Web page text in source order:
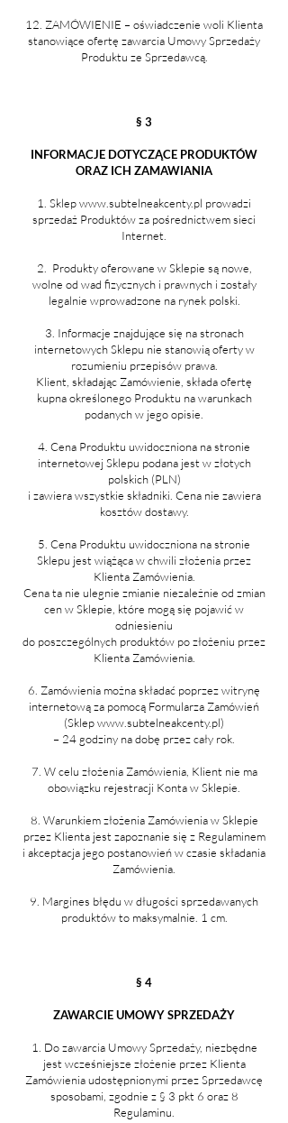
12. ZAMÓWIENIE – oświadczenie woli Klienta
stanowiące ofertę zawarcia Umowy Sprzedaży
Produktu ze Sprzedawcą.
§ 3
INFORMACJE DOTYCZĄCE PRODUKTÓW
ORAZ ICH ZAMAWIANIA
Sklepwww.subtelneakcenty.pl prowadzi
sprzedaż Produktów za pośrednictwem sieci
Internet.
2. Produkty oferowane w Sklepie są nowe,
wolne od wad fizycznych i prawnych i zostały
legalnie wprowadzone na rynek polski.
3. Informacje znajdujące się na stronach
internetowych Sklepu nie stanowią oferty w
rozumieniu przepisów prawa.
Klient, składając Zamówienie, składa ofertę
kupna określonego Produktu na warunkach
podanych w jego opisie.
4. Cena Produktu uwidoczniona na stronie
internetowej Sklepu podana jest w złotych
polskich (PLN)
i zawiera wszystkie składniki. Cena nie zawiera
kosztów dostawy.
5. Cena Produktu uwidoczniona na stronie
Sklepu jest wiążąca w chwili złożenia przez
Klienta Zamówienia.
Cena ta nie ulegnie zmianie niezależnie od zmian
cen w Sklepie, które mogą się pojawić w
odniesieniu
do poszczególnych produktów po złożeniu przez
Klienta Zamówienia.
6. Zamówienia można składać poprzez witrynę
internetową za pomocą Formularza Zamówień
(Sklepwww.subtelneakcenty.pl)
– 24 godziny na dobę przez cały rok.
7. W celu złożenia Zamówienia, Klient nie ma
obowiązku rejestracji Konta w Sklepie.
8. Warunkiem złożenia Zamówienia w Sklepie
przez Klienta jest zapoznanie się z Regulaminem
i akceptacja jego postanowień w czasie składania
Zamówienia.
9. Margines błędu w długości sprzedawanych
produktów to maksymalnie. 1 cm.
§ 4
ZAWARCIE UMOWY SPRZEDAŻY
Do zawarcia Umowy Sprzedaży, niezbędne
jest wcześniejsze złożenie przez Klienta
Zamówienia udostępnionymi przez Sprzedawcę
sposobami, zgodnie z § 3 pkt 6 oraz 8
Regulaminu.